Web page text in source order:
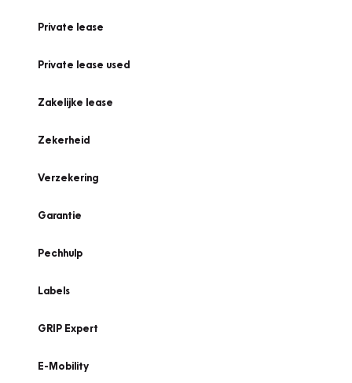
Private lease
Private lease used
Zakelijke lease
Zekerheid
Verzekering
Garantie
Pechhulp
Labels
GRIP Expert
E-Mobility